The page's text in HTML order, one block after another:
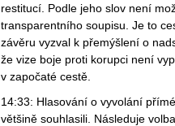
restitucí. Podle jeho slov není
transparentního soupisu. Je to
závěru vyzval k přemýšlení o
že vize boje proti korupci není
v započaté cestě.
14:33: Hlasování o vyvolání
většině souhlasili. Následuje